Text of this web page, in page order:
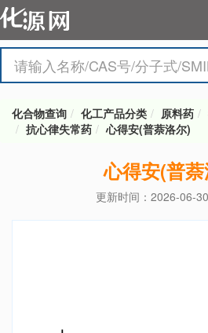
化合物查询 化工产品分类 原料药
抗心律失常药
心得安(普萘洛尔)
心得安(普
更新时间：2026-06-